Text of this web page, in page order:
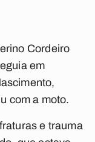
Cordeiro
em
com a moto.
e trauma